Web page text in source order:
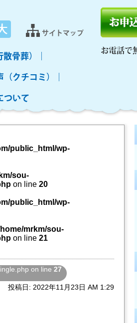
サイトマップ
骨葬）
クチコミ）
ついて
お電話で
public_html/wp-
sou-
on line 20
public_html/wp-
mrkm/sou-
on line 21
on line 27
投稿日: 2022年11月23日 AM 1:29